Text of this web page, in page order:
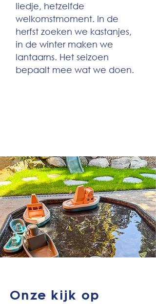
liedje, hetzelfde
welkomstmoment. In de
herfst zoeken we kastanjes,
in de winter maken we
lantaarns. Het seizoen
bepaalt mee wat we doen.
Onze kijk op